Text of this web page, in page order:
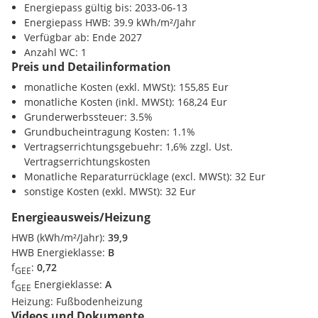
Ausstattung & Qualität
Großer Wert wurde auf hochwertige Materialien und
moderne Haustechnik gelegt:
Kühltemperierung im Sommer über das Heizsystem
Energieversorgung mittels Erdwärme (Wärmepumpe)
Photovoltaikanlage zur Unterstützung des
Energiehaushalts
3-fach-verglaste Fenster mit elektrischem Sonnenschutz
Echtholz-Eichenparkett in Wohnräumen
Großformatige Feinsteinzeugfliesen in Bad und WC
Sicherheitseingangstüren (WK3)
Energiepass gültig bis: 2033-06-13
Energiepass HWB: 39.9 kWh/m²/Jahr
Verfügbar ab: Ende 2027
Anzahl WC: 1
Preis und Detailinformation
monatliche Kosten (exkl. MWSt): 155,85 Eur
monatliche Kosten (inkl. MWSt): 168,24 Eur
Grunderwerbssteuer: 3.5%
Grundbucheintragung Kosten: 1.1%
Vertragserrichtungsgebuehr: 1,6% zzgl. Ust.
Vertragserrichtungskosten
Monatliche Reparaturrücklage (excl. MWSt): 32 Eur
sonstige Kosten (exkl. MWSt): 32 Eur
Energieausweis/Heizung
HWB (kWh/m²/Jahr): 39,9
HWB Energieklasse: B
fGEE: 0,72
fGEE Energieklasse: A
Heizung: Fußbodenheizung